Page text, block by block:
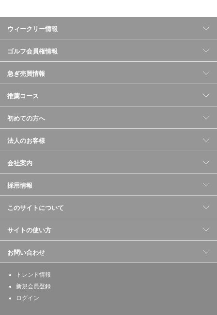
ウィークリー情報
ゴルフ会員権情報
急ぎ売買情報
推薦コース
初めての方へ
法人のお客様
会社案内
採用情報
このサイトについて
サイトの使い方
お問い合わせ
トレンド情報
新規会員登録
ログイン